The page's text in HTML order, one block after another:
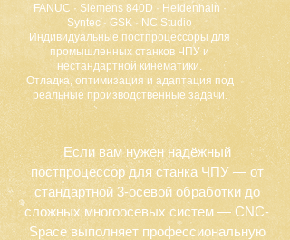
FANUC · Siemens 840D · Heidenhain ·
Syntec · GSK · NC Studio
Индивидуальные постпроцессоры для
промышленных станков ЧПУ и
нестандартной кинематики.
Отладка, оптимизация и адаптация под
реальные производственные задачи.
Если вам нужен надёжный
постпроцессор для станка ЧПУ — от
стандартной 3-осевой обработки до
сложных многоосевых систем — CNC-
Space выполняет профессиональную